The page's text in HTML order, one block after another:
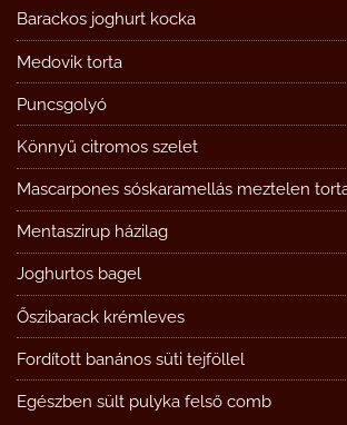
Barackos joghurt kocka
Medovik torta
Puncsgolyó
Könnyű citromos szelet
Mascarpones sóskaramellás meztelen
Mentaszirup házilag
Joghurtos bagel
Őszibarack krémleves
Fordított banános süti tejföllel
Egészben sült pulyka felső comb